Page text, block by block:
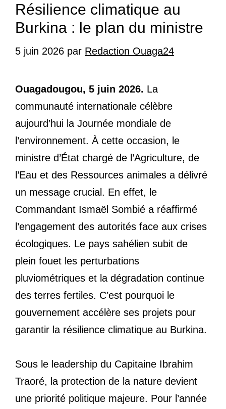
Résilience climatique au
Burkina : le plan du ministre
5 juin 2026 par Redaction Ouaga24
Ouagadougou, 5 juin 2026. La
communauté internationale célèbre
aujourd’hui la Journée mondiale de
l’environnement. À cette occasion, le
ministre d’État chargé de l’Agriculture, de
l’Eau et des Ressources animales a délivré
un message crucial. En effet, le
Commandant Ismaël Sombié a réaffirmé
l’engagement des autorités face aux crises
écologiques. Le pays sahélien subit de
plein fouet les perturbations
pluviométriques et la dégradation continue
des terres fertiles. C’est pourquoi le
gouvernement accélère ses projets pour
garantir la résilience climatique au Burkina.
Sous le leadership du Capitaine Ibrahim
Traoré, la protection de la nature devient
une priorité politique majeure. Pour l’année